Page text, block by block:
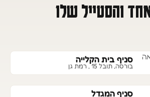
והסטייל שלו
סניף בית הקלייה
בורסה, תובל 15 , רמת גן
סניף המגדל